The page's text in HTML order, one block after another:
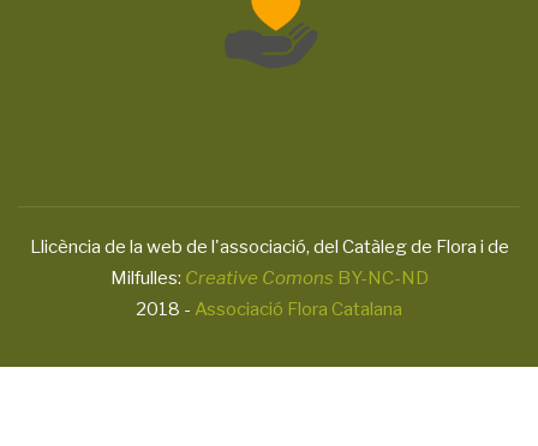
Llicència de la web de l'associació, del Catàleg de Flora i de
Milfulles: Creative Comons BY-NC-ND
2018 - Associació Flora Catalana